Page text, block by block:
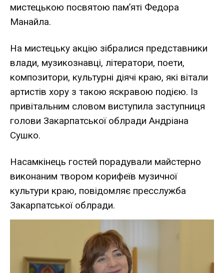
мистецькою посвятою пам’яті Федора
Манайла.
На мистецьку акцію зібралися представники
влади, музикознавці, літератори, поети,
композитори, культурні діячі краю, які вітали
артистів хору з такою яскравою подією. Із
привітальним словом виступила заступниця
голови Закарпатської облради Андріана
Сушко.
Насамкінець гостей порадували майстерно
виконаним твором корифеїв музичної
культури краю, повідомляє пресслужба
Закарпатської облради.